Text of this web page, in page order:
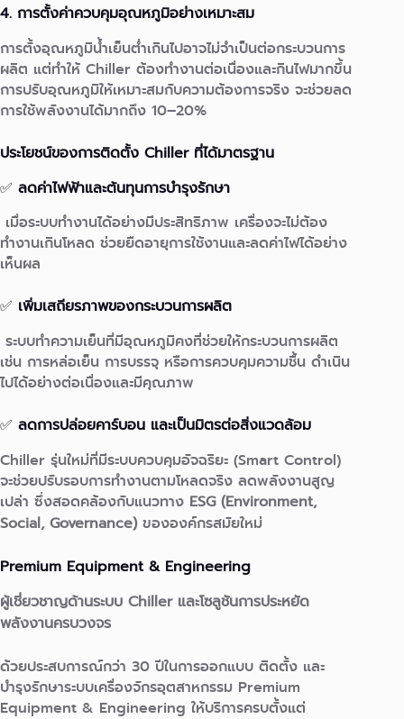
4. การตั้งค่าควบคุมอุณหภูมิอย่างเหมาะสม
การตั้งอุณหภูมิน้ำเย็นต่ำเกินไปอาจไม่จำเป็นต่อกระบวนการ
ผลิต แต่ทำให้ Chiller ต้องทำงานต่อเนื่องและกินไฟมากขึ้น
การปรับอุณหภูมิให้เหมาะสมกับความต้องการจริง จะช่วยลด
การใช้พลังงานได้มากถึง 10–20%
ประโยชน์ของการติดตั้ง Chiller ที่ได้มาตรฐาน
✅ ลดค่าไฟฟ้าและต้นทุนการบำรุงรักษา
เมื่อระบบทำงานได้อย่างมีประสิทธิภาพ เครื่องจะไม่ต้อง
ทำงานเกินโหลด ช่วยยืดอายุการใช้งานและลดค่าไฟได้อย่าง
เห็นผล
✅ เพิ่มเสถียรภาพของกระบวนการผลิต
ระบบทำความเย็นที่มีอุณหภูมิคงที่ช่วยให้กระบวนการผลิต
เช่น การหล่อเย็น การบรรจุ หรือการควบคุมความชื้น ดำเนิน
ไปได้อย่างต่อเนื่องและมีคุณภาพ
✅ ลดการปล่อยคาร์บอน และเป็นมิตรต่อสิ่งแวดล้อม
Chiller รุ่นใหม่ที่มีระบบควบคุมอัจฉริยะ (Smart Control)
จะช่วยปรับรอบการทำงานตามโหลดจริง ลดพลังงานสูญ
เปล่า ซึ่งสอดคล้องกับแนวทาง ESG (Environment,
Social, Governance)ขององค์กรสมัยใหม่
Premium Equipment & Engineering
ผู้เชี่ยวชาญด้านระบบ Chiller และโซลูชันการประหยัด
พลังงานครบวงจร
ด้วยประสบการณ์กว่า 30 ปีในการออกแบบ ติดตั้ง และ
บำรุงรักษาระบบเครื่องจักรอุตสาหกรรม Premium
Equipment & Engineering ให้บริการครบตั้งแต่